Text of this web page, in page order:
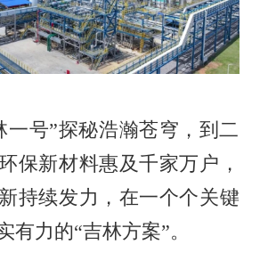
号”探秘浩瀚苍穹，到二
保新材料惠及千家万户，
持续发力，在一个个关键
有力的“吉林方案”。